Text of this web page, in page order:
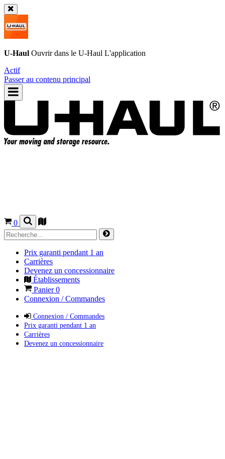
U-Haul Ouvrir dans le U-Haul L'application
Actif
Passer au contenu principal
0
Prix garanti pendant 1 an
Carrières
Devenez un concessionnaire
Établissements
Panier0
Connexion / Commandes
Connexion / Commandes
Prix garanti pendant 1 an
Carrières
Devenez un concessionnaire